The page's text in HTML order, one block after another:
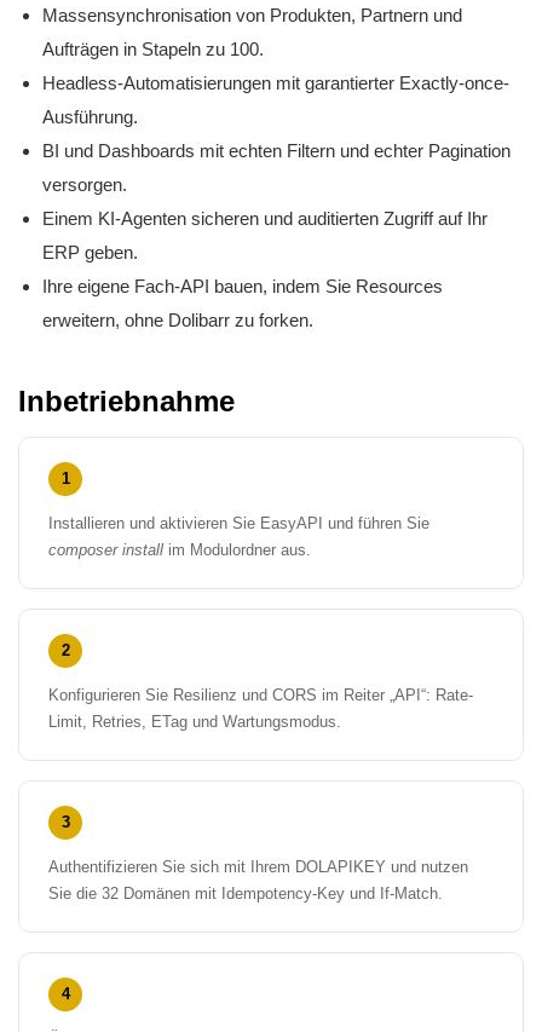
Massensynchronisation von Produkten, Partnern und
Aufträgen in Stapeln zu 100.
Headless-Automatisierungen mit garantierter Exactly-once-
Ausführung.
BI und Dashboards mit echten Filtern und echter Pagination
versorgen.
Einem KI-Agenten sicheren und auditierten Zugriff auf Ihr
ERP geben.
Ihre eigene Fach-API bauen, indem Sie Resources
erweitern, ohne Dolibarr zu forken.
Inbetriebnahme
1
Installieren und aktivieren Sie EasyAPI und führen Sie
composer install im Modulordner aus.
2
Konfigurieren Sie Resilienz und CORS im Reiter „API“: Rate-
Limit, Retries, ETag und Wartungsmodus.
3
Authentifizieren Sie sich mit Ihrem DOLAPIKEY und nutzen
Sie die 32 Domänen mit Idempotency-Key und If-Match.
4